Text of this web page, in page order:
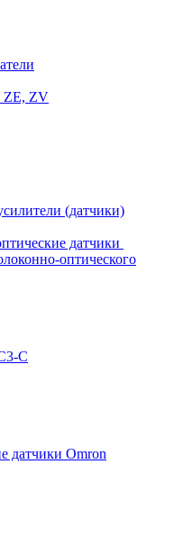
ZE, ZV
(датчики)
датчики
оптического
C
датчики Omron